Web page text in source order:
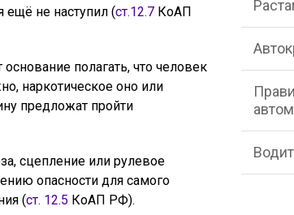
ещё не наступил (ст.12.7 КоАП
полагать, что человек
наркотическое оно или
предложат пройти
сцепление или рулевое
опасности для самого
(ст. 12.5 КоАП РФ).